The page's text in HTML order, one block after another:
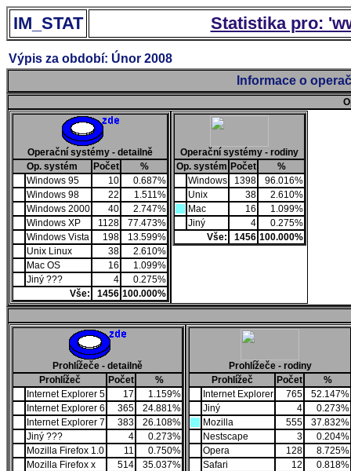
IM_STAT Statistika pro:
Výpis za období: Únor 2008
Informace o
Operační systémy - detailně
Op. systém
Počet
%
Windows 95
10
0.687%
Windows 98
22
1.511%
Windows 2000
40
2.747%
Windows XP
1128
77.473%
Windows Vista
198
13.599%
Unix Linux
38
2.610%
Mac OS
16
1.099%
Jiný ???
4
0.275%
Vše:
1456 100.000%
Operační systémy - rodiny
Op. systém Počet
%
Windows
1398
96.016%
Unix
38
2.610%
Mac
16
1.099%
Jiný
4
0.275%
Vše:
1456 100.000%
Prohlížeče - detailně
Prohlížeč
Počet
%
Internet Explorer 5
17
1.159%
Internet Explorer 6
365
24.881%
Internet Explorer 7
383
26.108%
Jiný ???
4
0.273%
Mozilla Firefox 1.0
11
0.750%
Mozilla Firefox x
514
35.037%
Prohlížeče - rodiny
Prohlížeč
Počet
%
Internet Explorer
765
52.147%
Jiný
4
0.273%
Mozilla
555
37.832%
Nestscape
3
0.204%
Opera
128
8.725%
Safari
12
0.818%